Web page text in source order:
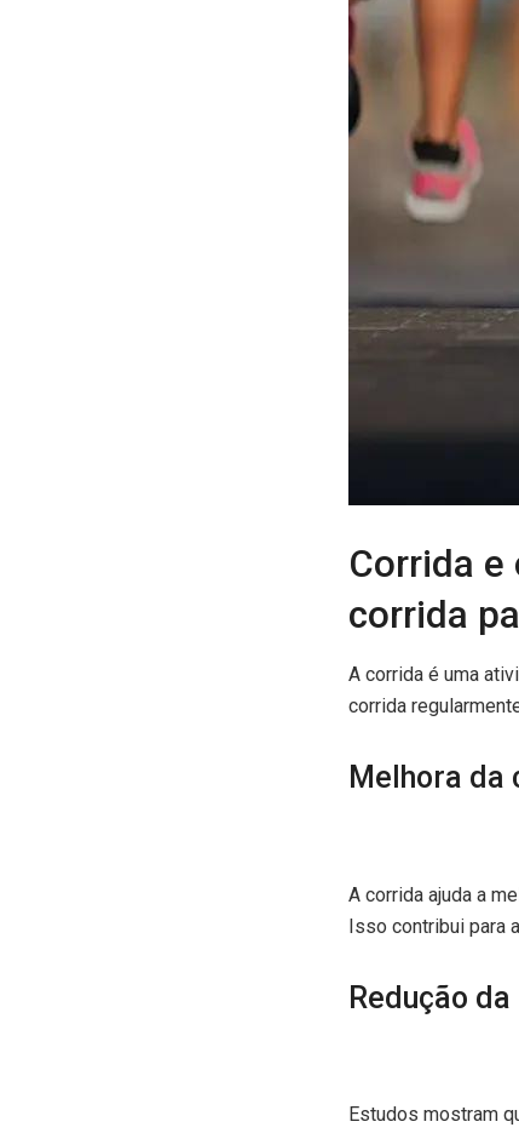
Corrida
corrida
A corrida é uma
corrida
Melhora da
A corrida ajuda a
Isso contribui para
Redução
Estudos mostram